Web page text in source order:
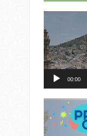
de
vídeo
00:00